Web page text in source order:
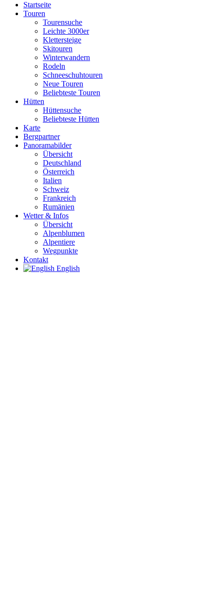
Startseite
Touren
Tourensuche
Leichte 3000er
Klettersteige
Skitouren
Winterwandern
Rodeln
Schneeschuhtouren
Neue Touren
Beliebteste Touren
Hütten
Hüttensuche
Beliebteste Hütten
Karte
Bergpartner
Panoramabilder
Übersicht
Deutschland
Österreich
Italien
Schweiz
Frankreich
Rumänien
Wetter & Infos
Übersicht
Alpenblumen
Alpentiere
Wegpunkte
Kontakt
English